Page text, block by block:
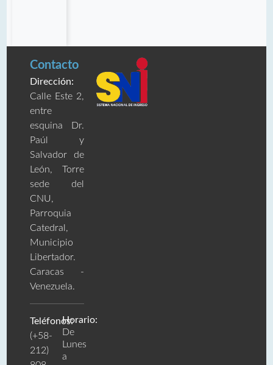
Contacto
Dirección:
Calle Este 2,
entre
esquina Dr.
Paúl y
Salvador de
León, Torre
sede del
CNU,
Parroquia
Catedral,
Municipio
Libertador.
Caracas -
Venezuela.
Teléfonos:
(+58-
212)
Horario:
De
Lunes
a